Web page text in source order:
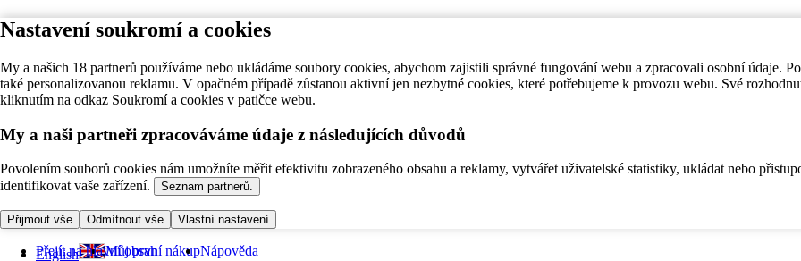
Nastavení soukromí a cookies
My a našich 18 partnerů používáme nebo ukládáme soubory cookies, abychom zajistili správné fungování webu a zpracovali osobní údaje.
také personalizovanou reklamu. V opačném případě zůstanou aktivní jen nezbytné cookies, které potřebujeme k provozu webu. Své
kliknutím na odkaz Soukromí a cookies v patičce webu.
My a naši partneři zpracováváme údaje z následujících důvodů
Povolením souborů cookies nám umožníte měřit efektivitu zobrazeného obsahu a reklamy, vytvářet uživatelské statistiky, ukládat nebo
identifikovat vaše zařízení.
Seznam partnerů.
Přijmout vše Odmítnout vše Vlastní nastavení
Přejít na hlavní obsah
English Můj první nákupNápověda